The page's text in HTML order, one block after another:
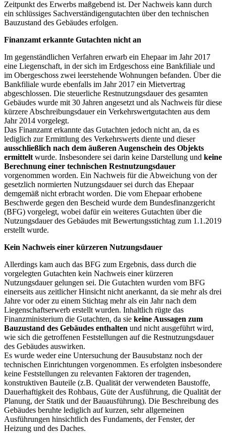
Zeitpunkt des Erwerbs maßgebend ist. Der Nachweis kann durch
ein schlüssiges Sachverständigengutachten über den technischen
Bauzustand des Gebäudes erfolgen.
Finanzamt erkannte Gutachten nicht an
Im gegenständlichen Verfahren erwarb ein Ehepaar im Jahr 2017
eine Liegenschaft, in der sich im Erdgeschoss eine Bankfiliale und
im Obergeschoss zwei leerstehende Wohnungen befanden. Über die
Bankfiliale wurde ebenfalls im Jahr 2017 ein Mietvertrag
abgeschlossen. Die steuerliche Restnutzungsdauer des gesamten
Gebäudes wurde mit 30 Jahren angesetzt und als Nachweis für diese
kürzere Abschreibungsdauer ein Verkehrswertgutachten aus dem
Jahr 2014 vorgelegt.
Das Finanzamt erkannte das Gutachten jedoch nicht an, da es
lediglich zur Ermittlung des Verkehrswerts diente und dieser
ausschließlich nach dem äußeren Augenschein des Objekts
ermittelt wurde. Insbesondere sei darin keine Darstellung und keine
Berechnung einer technischen Restnutzungsdauer
vorgenommen worden. Ein Nachweis für die Abweichung von der
gesetzlich normierten Nutzungsdauer sei durch das Ehepaar
demgemäß nicht erbracht worden. Die vom Ehepaar erhobene
Beschwerde gegen den Bescheid wurde dem Bundesfinanzgericht
(BFG) vorgelegt, wobei dafür ein weiteres Gutachten über die
Nutzungsdauer des Gebäudes mit Bewertungsstichtag zum 1.1.2019
erstellt wurde.
Kein Nachweis einer kürzeren Nutzungsdauer
Allerdings kam auch das BFG zum Ergebnis, dass durch die
vorgelegten Gutachten kein Nachweis einer kürzeren
Nutzungsdauer gelungen sei. Die Gutachten wurden vom BFG
einerseits aus zeitlicher Hinsicht nicht anerkannt, da sie mehr als drei
Jahre vor oder zu einem Stichtag mehr als ein Jahr nach dem
Liegenschaftserwerb erstellt wurden. Inhaltlich rügte das
Finanzministerium die Gutachten, da sie keine Aussagen zum
Bauzustand des Gebäudes enthalten und nicht ausgeführt wird,
wie sich die getroffenen Feststellungen auf die Restnutzungsdauer
des Gebäudes auswirken.
Es wurde weder eine Untersuchung der Bausubstanz noch der
technischen Einrichtungen vorgenommen. Es erfolgten insbesondere
keine Feststellungen zu relevanten Faktoren der tragenden,
konstruktiven Bauteile (z.B. Qualität der verwendeten Baustoffe,
Dauerhaftigkeit des Rohbaus, Güte der Ausführung, die Qualität der
Planung, der Statik und der Bauausführung). Die Beschreibung des
Gebäudes beruhte lediglich auf kurzen, sehr allgemeinen
Ausführungen hinsichtlich des Fundaments, der Fenster, der
Heizung und des Daches.